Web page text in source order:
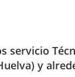
servicio
y